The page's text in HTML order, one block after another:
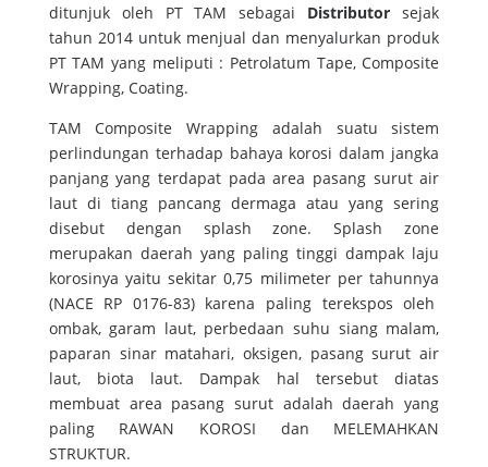
ditunjuk oleh PT TAM sebagai Distributor sejak
tahun 2014 untuk menjual dan menyalurkan produk
PT TAM yang meliputi : Petrolatum Tape, Composite
Wrapping, Coating.
TAM Composite Wrapping adalah suatu sistem
perlindungan terhadap bahaya korosi dalam jangka
panjang yang terdapat pada area pasang surut air
laut di tiang pancang dermaga atau yang sering
disebut dengan splash zone. Splash zone
merupakan daerah yang paling tinggi dampak laju
korosinya yaitu sekitar 0,75 milimeter per tahunnya
(NACE RP 0176-83) karena paling terekspos oleh
ombak, garam laut, perbedaan suhu siang malam,
paparan sinar matahari, oksigen, pasang surut air
laut, biota laut. Dampak hal tersebut diatas
membuat area pasang surut adalah daerah yang
paling RAWAN KOROSI dan MELEMAHKAN
STRUKTUR.